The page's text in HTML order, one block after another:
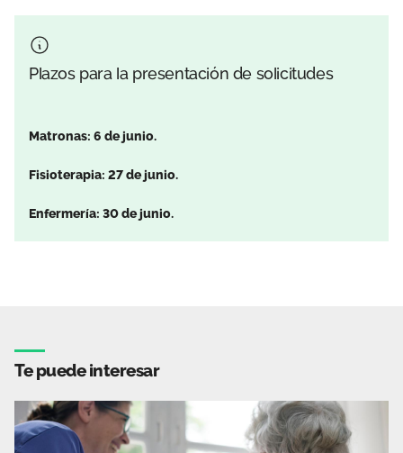
Plazos para la presentación de solicitudes
Matronas: 6 de junio.
Fisioterapia: 27 de junio.
Enfermería: 30 de junio.
Te puede interesar